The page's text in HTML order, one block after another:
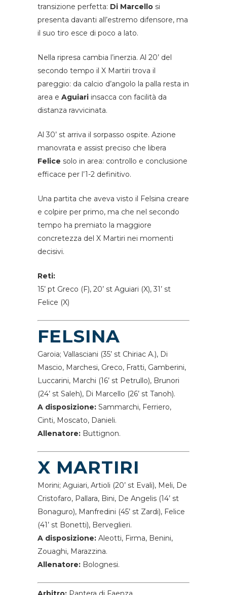
transizione perfetta: Di Marcello si
presenta davanti all’estremo difensore, ma
il suo tiro esce di poco a lato.
Nella ripresa cambia l’inerzia. Al 20’ del
secondo tempo il X Martiri trova il
pareggio: da calcio d’angolo la palla resta in
area e Aguiari insacca con facilità da
distanza ravvicinata.
Al 30’ st arriva il sorpasso ospite. Azione
manovrata e assist preciso che libera
Felice solo in area: controllo e conclusione
efficace per l’1-2 definitivo.
Una partita che aveva visto il Felsina creare
e colpire per primo, ma che nel secondo
tempo ha premiato la maggiore
concretezza del X Martiri nei momenti
decisivi.
Reti:
15’ pt Greco (F), 20’ st Aguiari (X), 31’ st
Felice (X)
FELSINA
Garoia; Vallasciani (35’ st Chiriac A.), Di
Mascio, Marchesi, Greco, Fratti, Gamberini,
Luccarini, Marchi (16’ st Petrullo), Brunori
(24’ st Saleh), Di Marcello (26’ st Tanoh).
A disposizione: Sammarchi, Ferriero,
Cinti, Moscato, Danieli.
Allenatore: Buttignon.
X MARTIRI
Morini; Aguiari, Artioli (20’ st Evali), Meli, De
Cristofaro, Pallara, Bini, De Angelis (14’ st
Bonaguro), Manfredini (45’ st Zardi), Felice
(41’ st Bonetti), Berveglieri.
A disposizione: Aleotti, Firma, Benini,
Zouaghi, Marazzina.
Allenatore: Bolognesi.